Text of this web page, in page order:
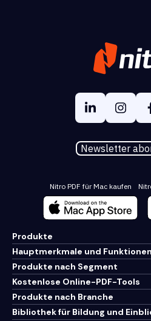
Newsletter
Nitro PDF für Mac kaufen
Produkte
Hauptmerkmale und Funktionen
Produkte nach Segment
Kostenlose Online-PDF-Tools
Produkte nach Branche
Bibliothek für Bildung und